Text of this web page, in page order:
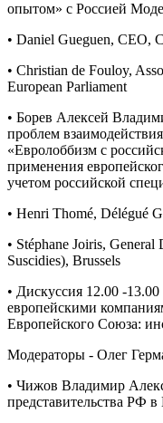
опытом» с Россией
• Daniel Gueguen, CEO,
• Christian de Fouloy,
European Parliament
• Борев Алексей
проблем
«Евролоббизм с
применения
учетом российской
• Henri Thomé, Délégué
• Stéphane Joiris,
Suscidies), Brussels
• Дискуссия 12.00 -
европейскими
Европейского Союза:
Модераторы - Олег
• Чижов Владимир
представительства РФ